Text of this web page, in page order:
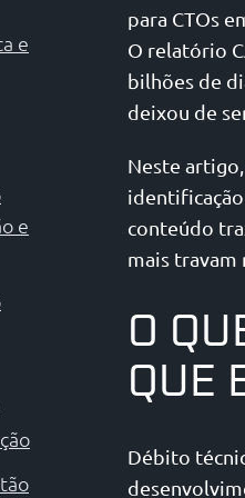
e
e
para CTOs
O relatório
bilhões de
deixou de
Neste
conteúdo
mais travam
O
QUE
Débito